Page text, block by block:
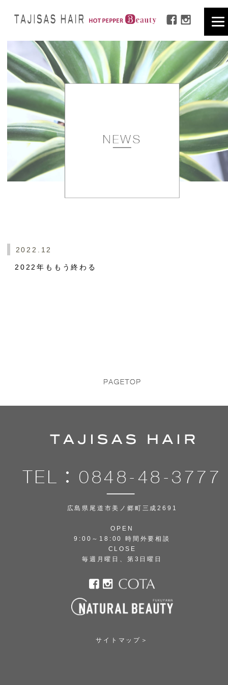
2022.12
2022年ももう終わる
広島県尾道市美ノ郷町三成2691
OPEN
9:00～18:00 時間外要相談
CLOSE
毎週月曜日、第3日曜日
サイトマップ＞